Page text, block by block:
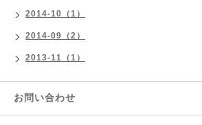
2014-10（1）
2014-09（2）
2013-11（1）
お問い合わせ